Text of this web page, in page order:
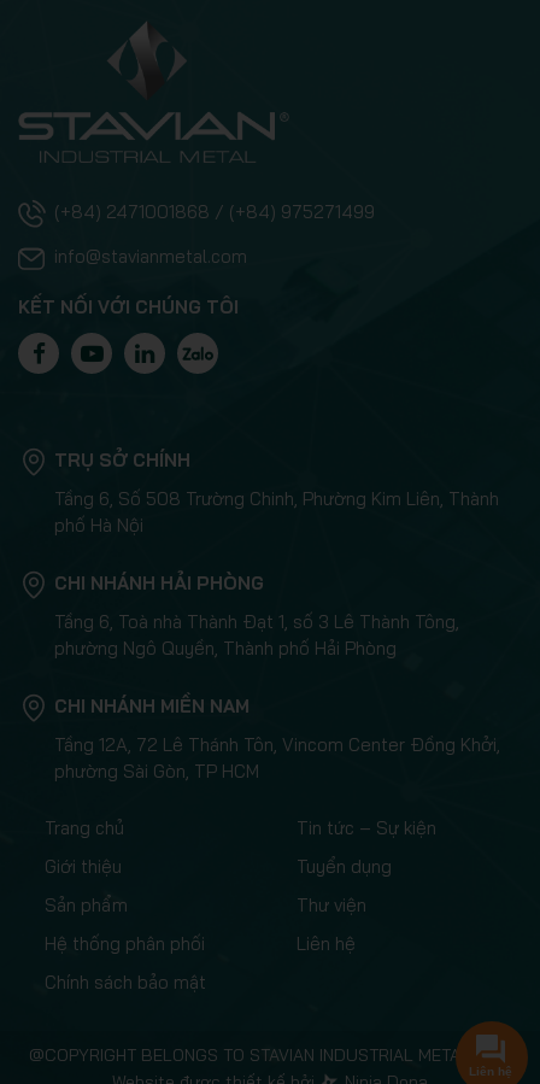
(+84) 2471001868 / (+84) 975271499
info@stavianmetal.com
KẾT NỐI VỚI CHÚNG TÔI
TRỤ SỞ CHÍNH
Tầng 6, Số 508 Trường Chinh, Phường Kim Liên, Thành
phố Hà Nội
CHI NHÁNH HẢI PHÒNG
Tầng 6, Toà nhà Thành Đạt 1, số 3 Lê Thành Tông,
phường Ngô Quyền, Thành phố Hải Phòng
CHI NHÁNH MIỀN NAM
Tầng 12A, 72 Lê Thánh Tôn, Vincom Center Đồng Khởi,
phường Sài Gòn, TP HCM
Trang chủ
Giới thiệu
Sản phẩm
Hệ thống phân phối
Chính sách bảo mật
Tin tức – Sự kiện
Tuyển dụng
Thư viện
Liên hệ
@COPYRIGHT BELONGS TO STAVIAN INDUSTRIAL METAL.,JSC
Liên hệ